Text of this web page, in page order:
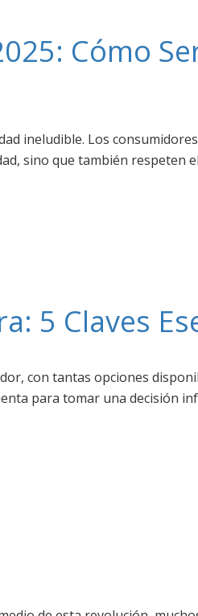
Cómo
ineludible. Los
sino que también respeten
5 Claves
con tantas opciones
para tomar una decisión